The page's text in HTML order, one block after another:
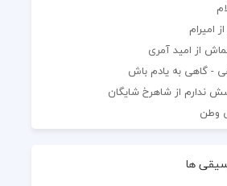
امیرام
از امید آمری
- گاهی به یادم باش
ندارم از شاهرخ شایگان
وطن
ها